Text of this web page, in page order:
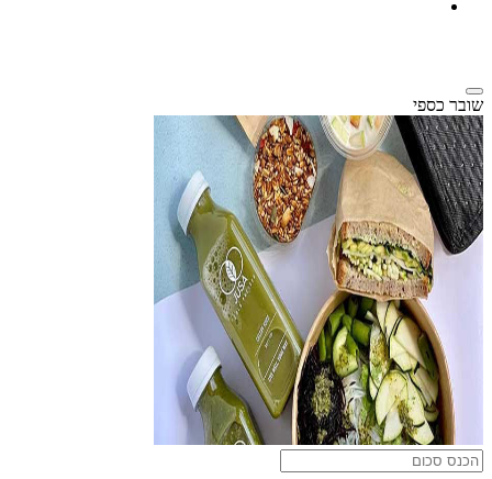
שובר כספי